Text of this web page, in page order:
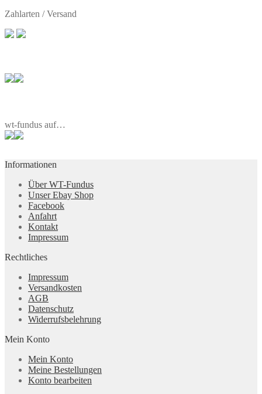
Zahlarten / Versand
wt-fundus auf…
Informationen
Über WT-Fundus
Unser Ebay Shop
Facebook
Anfahrt
Kontakt
Impressum
Rechtliches
Impressum
Versandkosten
AGB
Datenschutz
Widerrufsbelehrung
Mein Konto
Mein Konto
Meine Bestellungen
Konto bearbeiten